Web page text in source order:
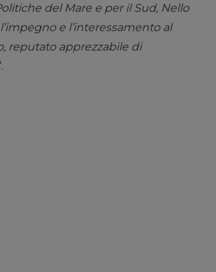
del Mare e per il Sud, Nello
e l’interessamento al
reputato apprezzabile di